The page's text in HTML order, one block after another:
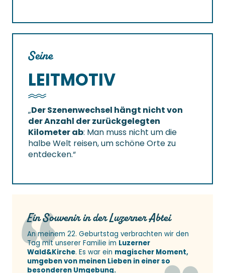
Seine
LEITMOTIV
„Der Szenenwechsel hängt nicht von
der Anzahl der zurückgelegten
Kilometer ab: Man muss nicht um die
halbe Welt reisen, um schöne Orte zu
entdecken.“
Ein Souvenir in der Luzerner Abtei
An meinem 22. Geburtstag verbrachten wir den
Tag mit unserer Familie im Luzerner
Wald&Kirche. Es war ein magischer Moment,
umgeben von meinen Lieben in einer so
besonderen Umgebung.